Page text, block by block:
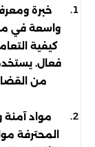
خبرة
واسعة في
كيفية
فعال.
من
مواد
المحترفة